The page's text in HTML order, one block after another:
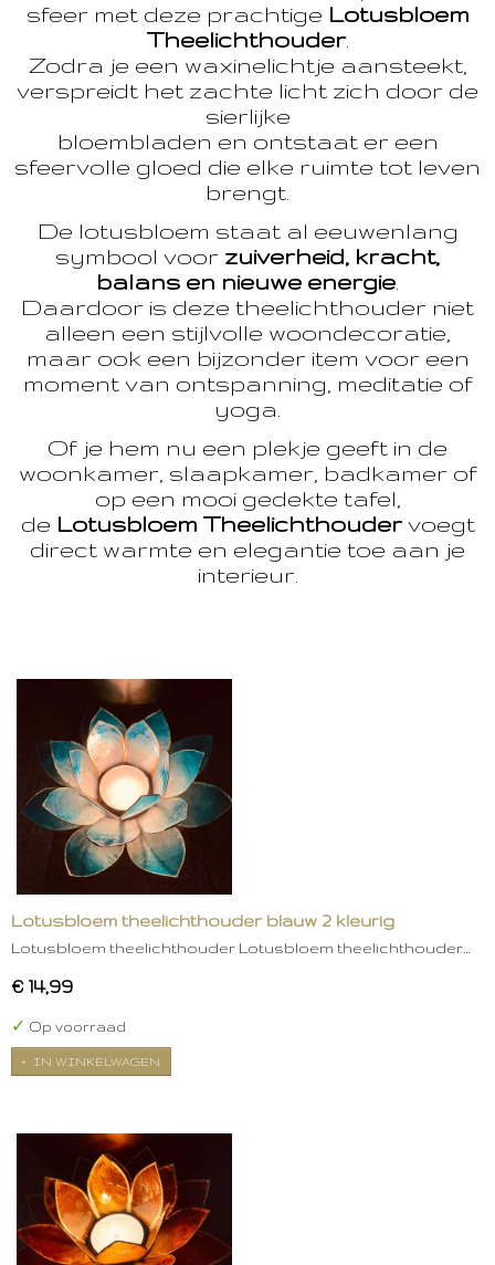
sfeer met deze prachtige Lotusbloem
Theelichthouder.
Zodra je een waxinelichtje aansteekt,
verspreidt het zachte licht zich door de
sierlijke
bloembladen en ontstaat er een
sfeervolle gloed die elke ruimte tot leven
brengt.
De lotusbloem staat al eeuwenlang
symbool voor zuiverheid, kracht,
balans en nieuwe energie
Daardoor is deze theelichthouder niet
alleen een stijlvolle woondecoratie,
maar ook een bijzonder item voor een
moment van ontspanning, meditatie of
yoga.
Of je hem nu een plekje geeft in de
woonkamer, slaapkamer, badkamer of
op een mooi gedekte tafel,
de Lotusbloem Theelichthoudervoegt
direct warmte en elegantie toe aan je
interieur.
Lotusbloem theelichthouder blauw 2 kleurig
Lotusbloem theelichthouder Lotusbloem theelichthouder…
€ 14,99
✓ Op voorraad
IN WINKELWAGEN